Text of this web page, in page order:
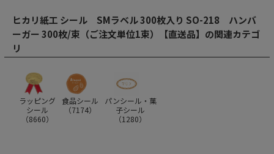
ヒカリ紙工 シール SMラベル 300枚入り SO-218 ハンバ
ーガー 300枚/束（ご注文単位1束）【直送品】の関連カテゴ
リ
ラッピング
シール
（8660）
食品シール
（7174）
パンシール・菓
子シール
（1280）